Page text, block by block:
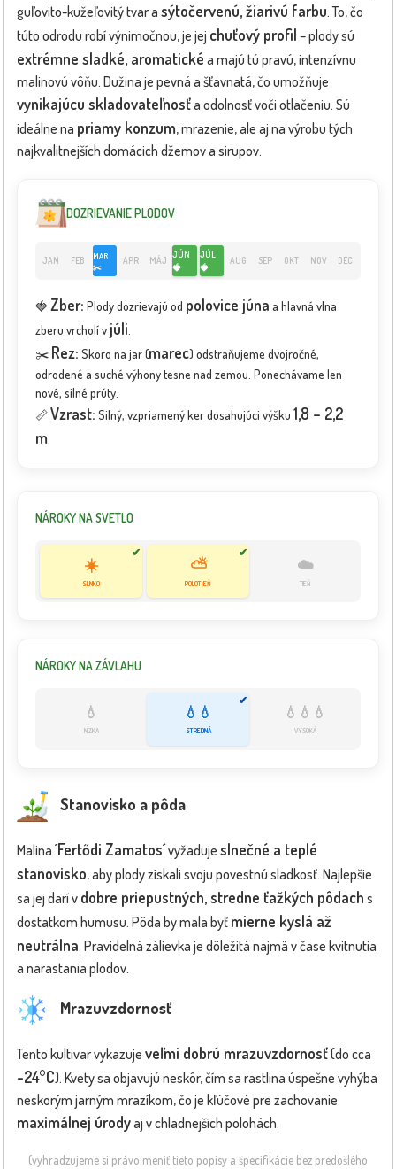
guľovito-kužeľovitý tvar a sýtočervenú, žiarivú farbu. To, čo
túto odrodu robí výnimočnou, je jej chuťový profil – plody sú
extrémne sladké, aromatické a majú tú pravú, intenzívnu
malinovú vôňu. Dužina je pevná a šťavnatá, čo umožňuje
vynikajúcu skladovateľnosťa odolnosť voči otlačeniu. Sú
ideálne na priamy konzum, mrazenie, ale aj na výrobu tých
najkvalitnejších domácich džemov a sirupov.
DOZRIEVANIE PLODOV
JAN FEB
MAR
✂️
APR MÁJ
JÚN
🍓
JÚL
🍓
AUG SEP OKT NOV DEC
🍓 Zber: Plody dozrievajú od polovice júna a hlavná vlna
zberu vrcholí v júli
✂️ Rez: Skoro na jar (marec) odstraňujeme dvojročné,
odrodené a suché výhony tesne nad zemou. Ponechávame len
nové, silné prúty.
📏Vzrast: Silný, vzpriamený ker dosahujúci výšku 1,8 – 2,2
m
NÁROKY NA SVETLO
✔
☀️
SLNKO
✔
⛅
POLOTIEŇ
☁️
TIEŇ
NÁROKY NA ZÁVLAHU
💧
NÍZKA
✔
💧💧
STREDNÁ
💧💧💧
VYSOKÁ
Stanovisko a pôda
Malina ´Fertődi Zamatos´vyžaduje slnečné a teplé
stanovisko, aby plody získali svoju povestnú sladkosť. Najlepšie
sa jej darí v dobre priepustných, stredne ťažkých pôdach s
dostatkom humusu. Pôda by mala byť mierne kyslá až
neutrálna. Pravidelná zálievka je dôležitá najmä v čase kvitnutia
a narastania plodov.
Mrazuvzdornosť
Tento kultivar vykazuje veľmi dobrú mrazuvzdornosť(do cca
-24°C). Kvety sa objavujú neskôr, čím sa rastlina úspešne vyhýba
neskorým jarným mrazíkom, čo je kľúčové pre zachovanie
maximálnej úrodyaj v chladnejších polohách.
(vyhradzujeme si právo meniť tieto popisy a špecifikácie bez predošlého